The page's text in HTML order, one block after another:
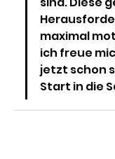
maximal
ich freue
jetzt schon
Start in die